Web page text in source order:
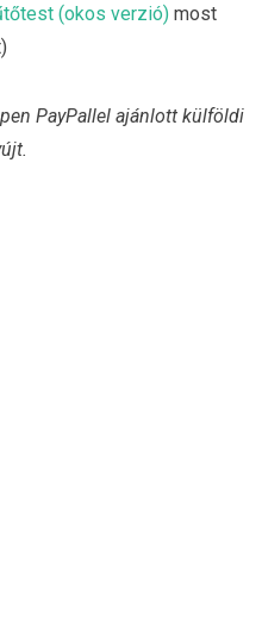
(okos verzió) most
PayPallel ajánlott külföldi